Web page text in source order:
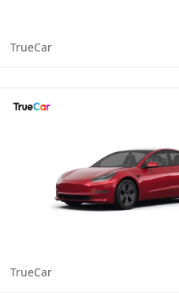
TrueCar
TrueCar